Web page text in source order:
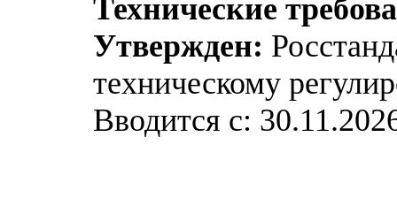
Технические
Утвержден:
техническому
Вводится с: